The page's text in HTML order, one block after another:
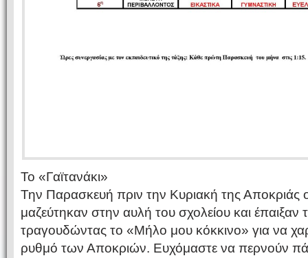
Το «Γαϊτανάκι»
Την Παρασκευή πριν την Κυριακή της Αποκριάς
μαζεύτηκαν στην αυλή του σχολείου και έπαιξαν
τραγουδώντας το «Μήλο μου κόκκινο» για να
ρυθμό των Αποκριών. Ευχόμαστε να περνούν